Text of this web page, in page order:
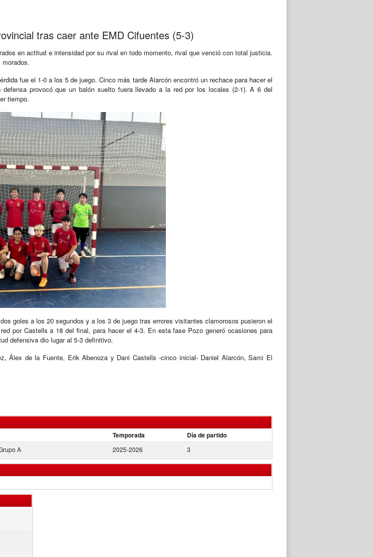
tras caer ante EMD Cifuentes (5-3)
en actitud e intensidad por su rival en todo momento, rival que venció con total justicia.
fue el 1-0 a los 5 de juego. Cinco más tarde Alarcón encontró un rechace para hacer el
provocó que un balón suelto fuera llevado a la red por los locales (2-1). A 6 del
tiempo.
goles a los 20 segundos y a los 3 de juego tras errores visitantes clamorosos pusieron el
por Castells a 18 del final, para hacer el 4-3. En esta fase Pozo generó ocasiones para
defensiva dio lugar al 5-3 definitivo.
Álex de la Fuente, Erik Abenoza y Dani Castells -cinco inicial- Daniel Alarcón, Sami El
Temporada Día de partido
A 2025-2026 3